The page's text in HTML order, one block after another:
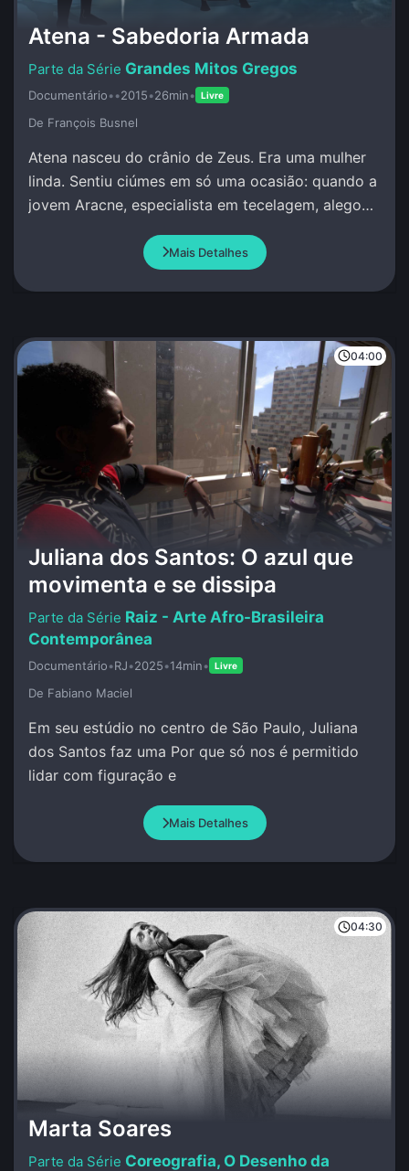
Atena - Sabedoria Armada
Grandes Mitos Gregos
Documentário••2015•26min• Livre
De François Busnel
Atena nasceu do crânio de Zeus. Era uma mulher
linda. Sentiu ciúmes em só uma ocasião: quando a
jovem Aracne, especialista em tecelagem, alegou
Mais Detalhes
04:00
Juliana dos Santos: O azul que
movimenta e se dissipa
Raiz - Arte Afro-Brasileira
Contemporânea
Documentário•RJ•2025•14min• Livre
De Fabiano Maciel
Em seu estúdio no centro de São Paulo, Juliana
dos Santos faz uma Por que só nos é permitido
lidar com figuração e
Mais Detalhes
04:30
Marta Soares
Coreografia, O Desenho da